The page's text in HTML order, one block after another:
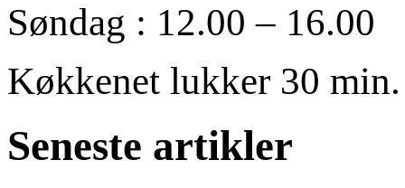
Søndag : 12.00 – 16.00
Køkkenet lukker 30
Seneste artikler